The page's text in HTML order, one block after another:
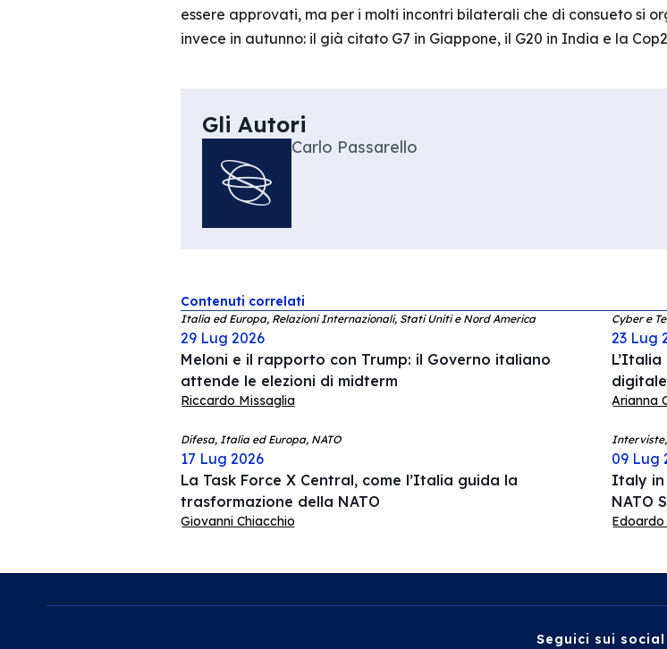
essere approvati, ma per i molti incontri bilaterali che di consueto si
invece in autunno: il già citato G7 in Giappone, il G20 in India e la
Gli Autori
Carlo Passarello
Contenuti correlati
Italia ed Europa, Relazioni Internazionali, Stati Uniti e Nord America
29 Lug 2026
Meloni e il rapporto con Trump: il Governo italiano
attende le elezioni di midterm
Riccardo Missaglia
Cyber e
23 Lug
Arianna
Difesa, Italia ed Europa, NATO
17 Lug 2026
La Task Force X Central, come l’Italia guida la
trasformazione della NATO
Giovanni Chiacchio
09 Lug
Italy in
NATO
Seguici sui social